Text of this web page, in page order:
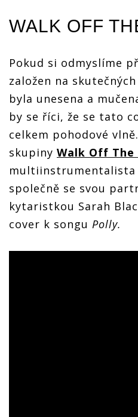
WALK OFF
Pokud si odmyslíme
založen na
byla unesena a
by se říci, že se tato
celkem pohodové
skupiny Walk Off The
multiinstrumentalista
společně se svou
kytaristkou Sarah
cover k songu Polly.